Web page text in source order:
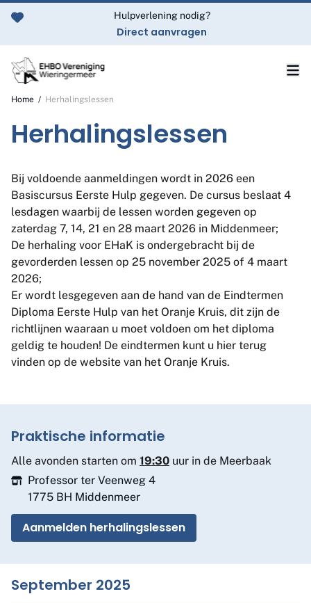
Ga naar de inhoud
Hulpverlening nodig?
Direct aanvragen
Home / Herhalingslessen
Herhalingslessen
Bij voldoende aanmeldingen wordt in 2026 een
Basiscursus Eerste Hulp gegeven. De cursus beslaat 4
lesdagen waarbij de lessen worden gegeven op
zaterdag 7, 14, 21 en 28 maart 2026 in Middenmeer;
De herhaling voor EHaK is ondergebracht bij de
gevorderden lessen op 25 november 2025 of 4 maart
2026;
Er wordt lesgegeven aan de hand van de Eindtermen
Diploma Eerste Hulp van het Oranje Kruis, dit zijn de
richtlijnen waaraan u moet voldoen om het diploma
geldig te houden! De eindtermen kunt u hier terug
vinden op de website van het Oranje Kruis.
Praktische informatie
Alle avonden starten om 19:30 uur in de Meerbaak
Professor ter Veenweg 4
1775 BH Middenmeer
Aanmelden herhalingslessen
September 2025